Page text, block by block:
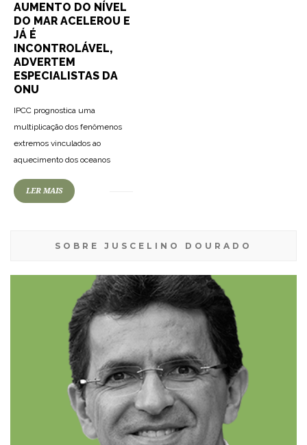
AUMENTO DO NÍVEL
DO MAR ACELEROU E
JÁ É
INCONTROLÁVEL,
ADVERTEM
ESPECIALISTAS DA
ONU
IPCC prognostica uma
multiplicação dos fenômenos
extremos vinculados ao
aquecimento dos oceanos
LER MAIS
SOBRE JUSCELINO DOURADO